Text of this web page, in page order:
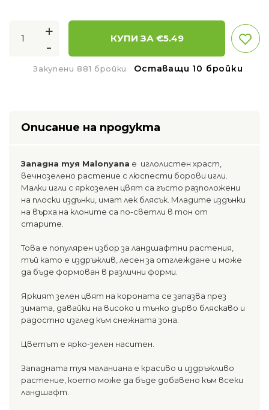
+
-
КУПИ ЗА €5.49
Закупени 881 бройки Оставащи 10 бройки
Описание на продукта
Западна туя Malonyana е иглолистен храст,
вечнозелено растение с люспести борови игли.
Малки игли с яркозелен цвят са гъсто разположени
на плоски издънки, имат лек блясък. Младите издънки
на върха на клоните са по-светли в тон от
старите.
Това е популярен избор за ландшафтни растения,
тъй като е издръжлив, лесен за отглеждане и може
да бъде формован в различни форми.
Яркият зелен цвят на короната се запазва през
зимата, давайки на високо и тънко дърво бляскаво и
радостно изглед към снежната зона.
Цветът е ярко-зелен наситен.
Западната туя маланиана е красиво и издръжливо
растение, което може да бъде добавено към всеки
ландшафт.